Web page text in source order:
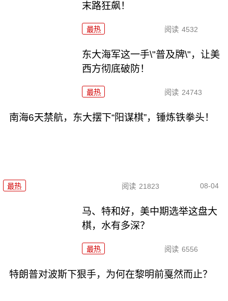
末路狂飙！
最热 阅读 4532
东大海军这一手\"普及牌\"，让美
西方彻底破防！
最热 阅读 24743
南海6天禁航，东大摆下“阳谋棋”，锤炼铁拳头！
最热 阅读 21823 08-04
马、特和好，美中期选举这盘大
棋，水有多深？
最热 阅读 6556
特朗普对波斯下狠手，为何在黎明前戛然而止？